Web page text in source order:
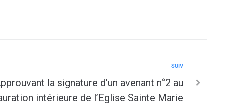
SUIV
la signature d’un avenant n°2 au
intérieure de l’Eglise Sainte Marie